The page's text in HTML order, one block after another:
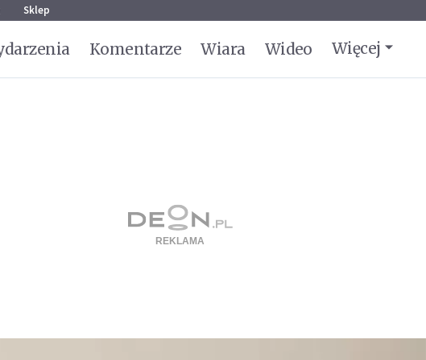
Sklep
Komentarze Wiara Wideo Więcej